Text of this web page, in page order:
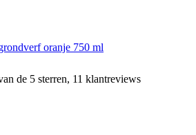
oranje 750 ml
de 5 sterren, 11 klantreviews